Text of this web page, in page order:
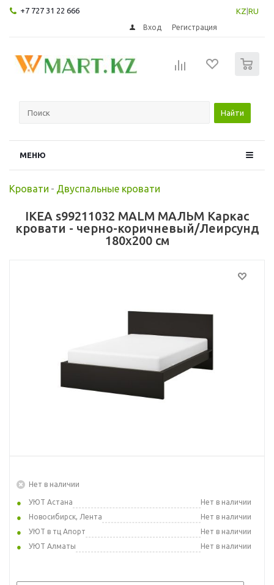
+7 727 31 22 666 KZ RU
Вход Регистрация
Найти
МЕНЮ
Кровати - Двуспальные кровати
IKEA s99211032 MALM МАЛЬМ Каркас
кровати - черно-коричневый/Леирсунд
180x200 см
Нет в наличии
УЮТ Астана
Нет в наличии
Новосибирск, Лента
Нет в наличии
УЮТ в тц Апорт
Нет в наличии
УЮТ Алматы
Нет в наличии